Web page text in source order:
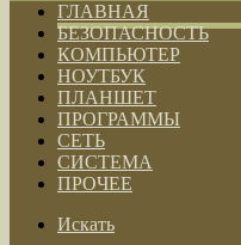
ГЛАВНАЯ
БЕЗОПАСНОСТЬ
КОМПЬЮТЕР
НОУТБУК
ПЛАНШЕТ
ПРОГРАММЫ
СЕТЬ
СИСТЕМА
ПРОЧЕЕ
Искать